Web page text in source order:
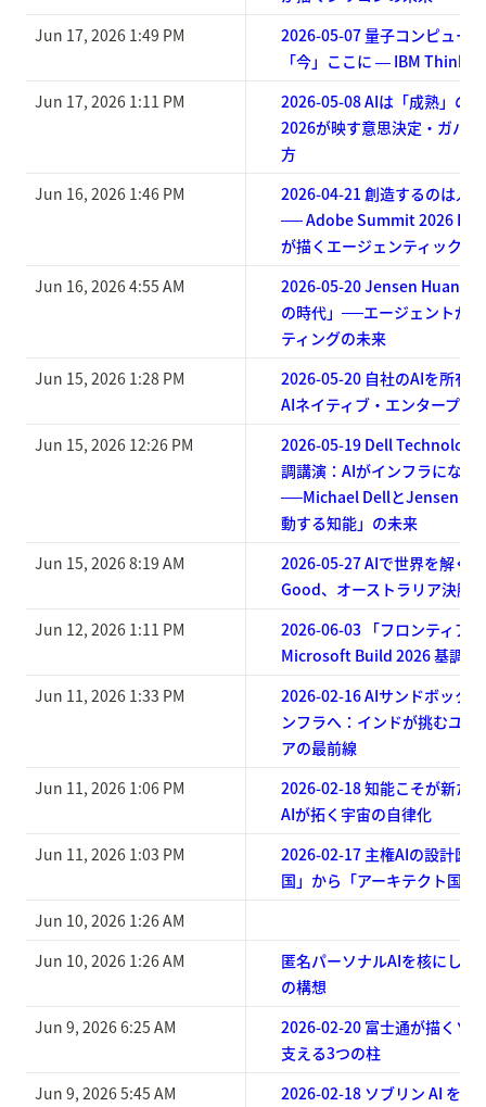
Jun 17, 2026 1:49 PM
2026-05-07 量子コンピュー
「今」ここに ― IBM Think
Jun 17, 2026 1:11 PM
2026-05-08 AIは「成熟」の
2026が映す意思決定・ガバ
方
Jun 16, 2026 1:46 PM
2026-04-21 創造するのは人
── Adobe Summit 2026
が描くエージェンティック・
Jun 16, 2026 4:55 AM
2026-05-20 Jensen Huang
の時代」──エージェントが
ティングの未来
Jun 15, 2026 1:28 PM
2026-05-20 自社のAIを所有
AIネイティブ・エンタープラ
Jun 15, 2026 12:26 PM
2026-05-19 Dell
調講演：AIがインフラになる
──Michael DellとJensen
動する知能」の未来
Jun 15, 2026 8:19 AM
2026-05-27 AIで世界を解く
Good、オーストラリア決勝
Jun 12, 2026 1:11 PM
2026-06-03 「フロンティア
Microsoft Build 2026 基調講
Jun 11, 2026 1:33 PM
2026-02-16 AIサンドボック
ンフラへ：インドが挑むユニ
アの最前線
Jun 11, 2026 1:06 PM
2026-02-18 知能こそが新た
AIが拓く宇宙の自律化
Jun 11, 2026 1:03 PM
2026-02-17 主権AIの設計図
国」から「アーキテクト国」
Jun 10, 2026 1:26 AM
Jun 10, 2026 1:26 AM
匿名パーソナルAIを核にした
の構想
Jun 9, 2026 6:25 AM
2026-02-20 富士通が描くソ
支える3つの柱
Jun 9, 2026 5:45 AM
2026-02-18 ソブリン AI を支